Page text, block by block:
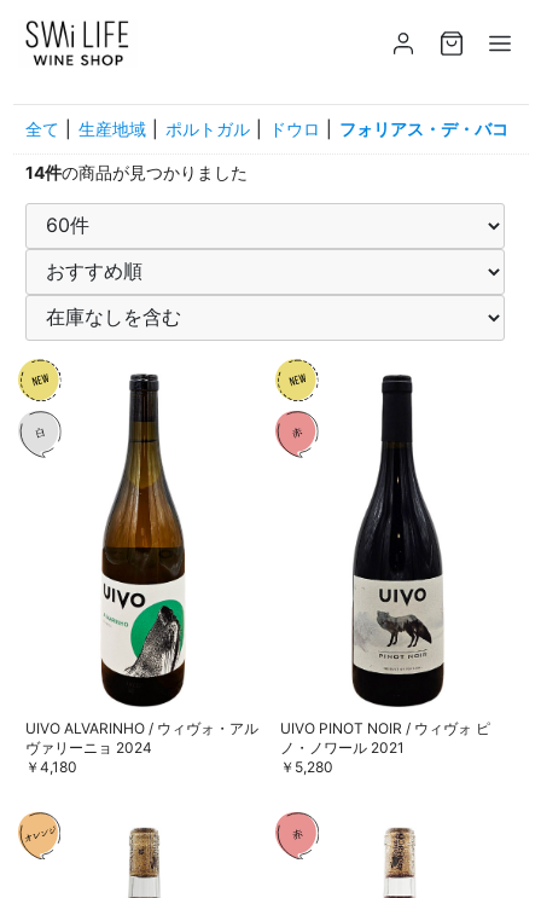
全て 生産地域 ポルトガル ドウロ フォリアス・デ・バコ
14件の商品が見つかりました
UIVO ALVARINHO / ウィヴォ・アル
ヴァリーニョ 2024
￥4,180
UIVO PINOT NOIR / ウィヴォ ピ
ノ・ノワール 2021
￥5,280